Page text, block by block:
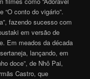
“O conto do vigário”.
fazendo sucesso com
em versão de
Em meados da década
lançando, em
doce”, de Nhô Pai,
Castro, que